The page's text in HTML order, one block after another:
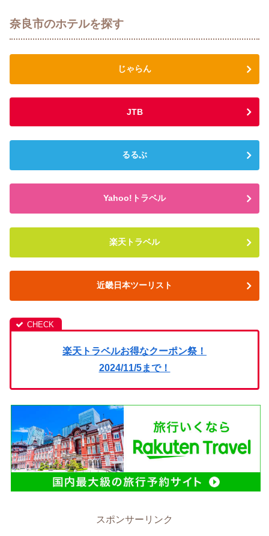
奈良市のホテルを探す
じゃらん
JTB
るるぶ
Yahoo!トラベル
楽天トラベル
近畿日本ツーリスト
楽天トラベルお得なクーポン祭！
2024/11/5まで！
スポンサーリンク